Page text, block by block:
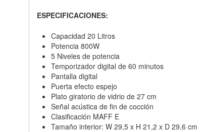
ESPECIFICACIONES:
Capacidad 20 Litros
Potencia 800W
5 Niveles de potencia
Temporizador digital de 60 minutos
Pantalla digital
Puerta efecto espejo
Plato giratorio de vidrio de 27 cm
Señal acústica de fin de cocción
Clasificación MAFF E
Tamaño interior: W 29,5 x H 21,2 x D 29,6 cm